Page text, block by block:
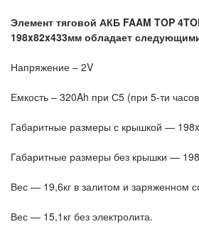
Элемент тяговой АКБ FAAM TOP
198x82x433мм обладает
Напряжение – 2V
Емкость – 320Ah при С5 (при 5-ти
Габаритные размеры с крышкой —
Габаритные размеры без крышки —
Вес — 19,6кг в залитом и заряженном
Вес — 15,1кг без электролита.